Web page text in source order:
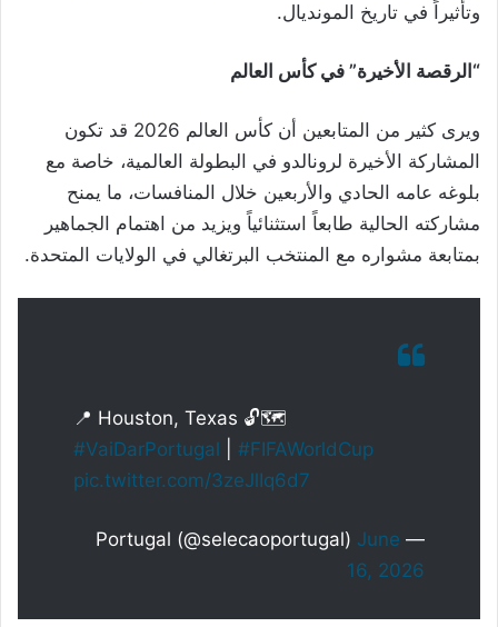
وتأثيراً في تاريخ المونديال.
“الرقصة الأخيرة” في كأس العالم
ويرى كثير من المتابعين أن كأس العالم 2026 قد تكون
المشاركة الأخيرة لرونالدو في البطولة العالمية، خاصة مع
بلوغه عامه الحادي والأربعين خلال المنافسات، ما يمنح
مشاركته الحالية طابعاً استثنائياً ويزيد من اهتمام الجماهير
بمتابعة مشواره مع المنتخب البرتغالي في الولايات المتحدة.
📍 Houston, Texas 🔓🗺️
#VaiDarPortugal
#FIFAWorldCup
pic.twitter.com/3zeJlIq6d7
— Portugal (@selecaoportugal)
June
16, 2026